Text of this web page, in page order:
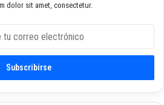
dolor sit amet, consectetur.